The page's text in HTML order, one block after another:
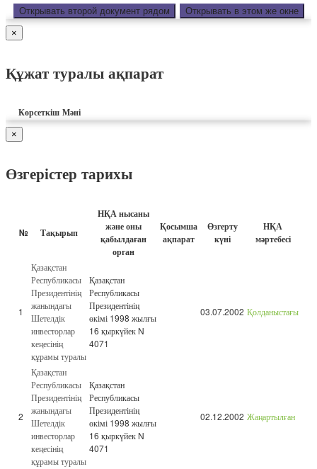
Открывать второй документ рядом Открывать в этом же окне
×
Құжат туралы ақпарат
Көрсеткіш Мәні
×
Өзгерістер тарихы
№ Тақырып
НҚА нысаны
және оны
қабылдаған
орган
Қосымша
ақпарат
Өзгерту
күні
НҚА
мәртебесі
1
Қазақстан
Республикасы
Президентінің
жанындағы
Шетелдік
инвесторлар
кеңесінің
құрамы туралы
Қазақстан
Республикасы
Президентінің
өкімі 1998 жылғы
16 қыркүйек N
4071
03.07.2002 Қолданыстағы
2
Қазақстан
Республикасы
Президентінің
жанындағы
Шетелдік
инвесторлар
кеңесінің
құрамы туралы
Қазақстан
Республикасы
Президентінің
өкімі 1998 жылғы
16 қыркүйек N
4071
02.12.2002 Жаңартылған